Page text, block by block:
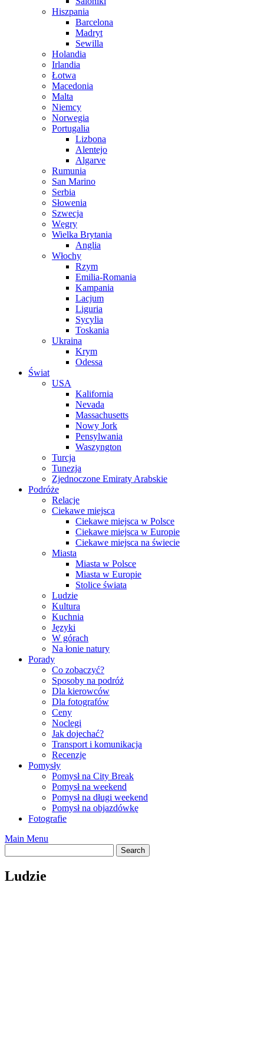
Hiszpania
Barcelona
Madryt
Sewilla
Holandia
Irlandia
Łotwa
Macedonia
Malta
Niemcy
Norwegia
Portugalia
Lizbona
Alentejo
Algarve
Rumunia
San Marino
Serbia
Słowenia
Szwecja
Węgry
Wielka Brytania
Anglia
Włochy
Rzym
Emilia-Romania
Kampania
Lacjum
Liguria
Sycylia
Toskania
Ukraina
Krym
Odessa
Świat
USA
Kalifornia
Nevada
Massachusetts
Nowy Jork
Pensylwania
Waszyngton
Turcja
Tunezja
Zjednoczone Emiraty Arabskie
Podróże
Relacje
Ciekawe miejsca
Ciekawe miejsca w Polsce
Ciekawe miejsca w Europie
Ciekawe miejsca na świecie
Miasta
Miasta w Polsce
Miasta w Europie
Stolice świata
Ludzie
Kultura
Kuchnia
Języki
W górach
Na łonie natury
Porady
Co zobaczyć?
Sposoby na podróż
Dla kierowców
Dla fotografów
Ceny
Noclegi
Jak dojechać?
Transport i komunikacja
Recenzje
Pomysły
Pomysł na City Break
Pomysł na weekend
Pomysł na długi weekend
Pomysł na objazdówkę
Fotografie
Main Menu
Ludzie